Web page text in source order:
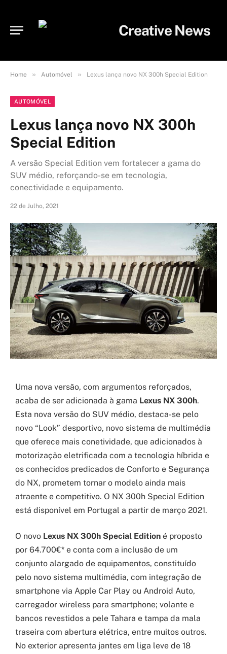
Home » Automóvel » Lexus lança novo NX 300h Special Edition
AUTOMÓVEL
Lexus lança novo NX 300h
Special Edition
A versão Special Edition vem fortalecer a gama do
SUV médio, reforçando-se em tecnologia,
conectividade e equipamento.
22 de Julho, 2021
Uma nova versão, com argumentos reforçados,
acaba de ser adicionada à gama Lexus NX 300h.
Esta nova versão do SUV médio, destaca-se pelo
novo “Look” desportivo, novo sistema de multimédia
que oferece mais conetividade, que adicionados à
motorização eletrificada com a tecnologia híbrida e
os conhecidos predicados de Conforto e Segurança
do NX, prometem tornar o modelo ainda mais
atraente e competitivo. O NX 300h Special Edition
está disponível em Portugal a partir de março 2021.
O novo Lexus NX 300h Special Edition é proposto
por 64.700€* e conta com a inclusão de um
conjunto alargado de equipamentos, constituído
pelo novo sistema multimédia, com integração de
smartphone via Apple Car Play ou Android Auto,
carregador wireless para smartphone; volante e
bancos revestidos a pele Tahara e tampa da mala
traseira com abertura elétrica, entre muitos outros.
No exterior apresenta jantes em liga leve de 18